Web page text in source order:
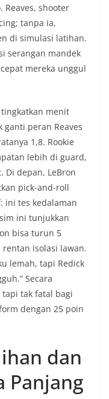
Reaves, shooter
tanpa ia,
di simulasi latihan.
serangan mandek
mereka unggul
menit
ganti peran Reaves
1,8. Rookie
lebih di guard,
Di depan, LeBron
pick-and-roll
ini tes kedalaman
ini tunjukkan
bisa turun 5
isolasi lawan.
lemah, tapi Redick
Secara
tak fatal bagi
dengan 25 poin
dan
Panjang